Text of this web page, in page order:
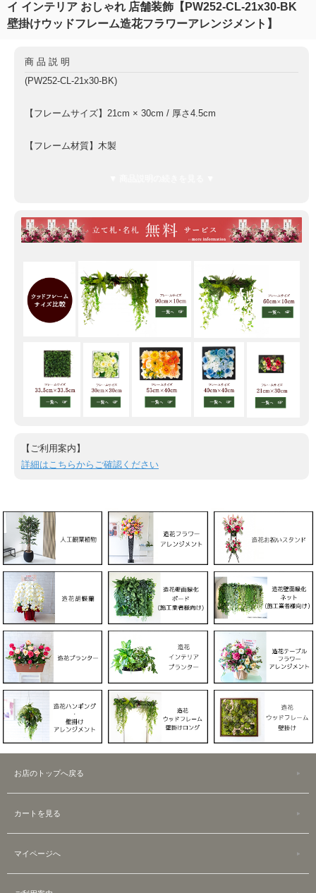
イ インテリア おしゃれ 店舗装飾【PW252-CL-21x30-BK
壁掛けウッドフレーム造花フラワーアレンジメント】
商品説明
(PW252-CL-21x30-BK)
【フレームサイズ】21cm × 30cm / 厚さ4.5cm
【フレーム材質】木製
【ご利用案内】
詳細はこちらからご確認ください
お店のトップへ戻る
カートを見る
マイページへ